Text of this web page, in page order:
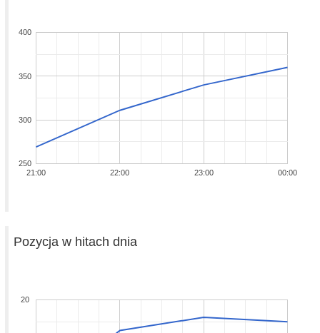
21:00 22:00 23:00 00:00
250
300
350
400
Pozycja w hitach dnia
20